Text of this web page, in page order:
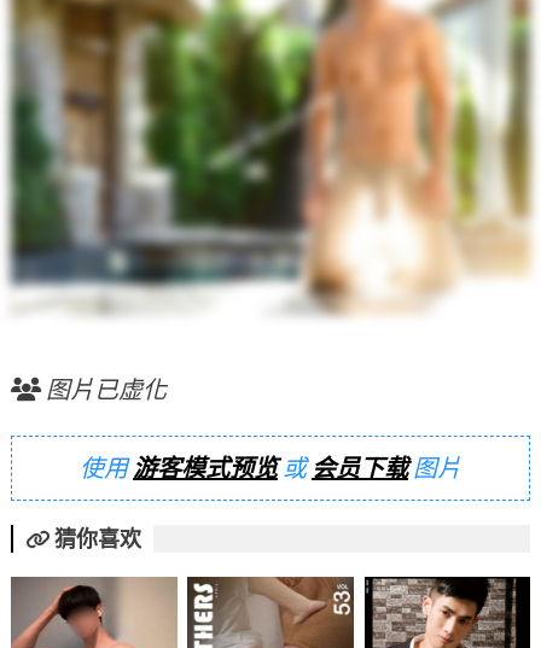
图片已虚化
使用游客模式预览或会员下载图片
猜你喜欢